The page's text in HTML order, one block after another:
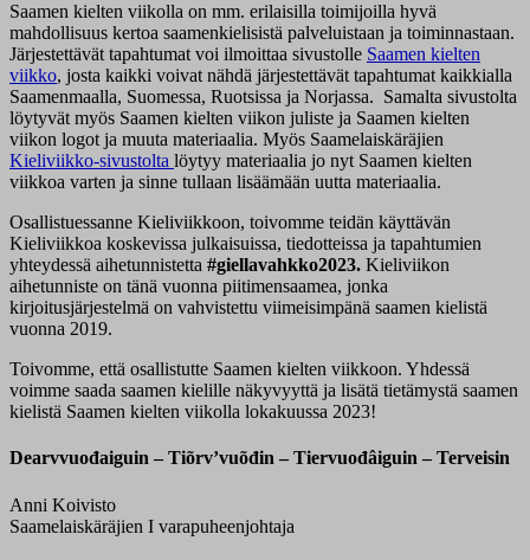
Saamen kielten viikolla on mm. erilaisilla toimijoilla hyvä
mahdollisuus kertoa saamenkielisistä palveluistaan ja toiminnastaan.
Järjestettävät tapahtumat voi ilmoittaa sivustolle Saamen kielten
viikko, josta kaikki voivat nähdä järjestettävät tapahtumat kaikkialla
Saamenmaalla, Suomessa, Ruotsissa ja Norjassa. Samalta sivustolta
löytyvät myös Saamen kielten viikon juliste ja Saamen kielten
viikon logot ja muuta materiaalia. Myös Saamelaiskäräjien
Kieliviikko-sivustolta löytyy materiaalia jo nyt Saamen kielten
viikkoa varten ja sinne tullaan lisäämään uutta materiaalia.
Osallistuessanne Kieliviikkoon, toivomme teidän käyttävän
Kieliviikkoa koskevissa julkaisuissa, tiedotteissa ja tapahtumien
yhteydessä aihetunnistetta #giellavahkko2023. Kieliviikon
aihetunniste on tänä vuonna piitimensaamea, jonka
kirjoitusjärjestelmä on vahvistettu viimeisimpänä saamen kielistä
vuonna 2019.
Toivomme, että osallistutte Saamen kielten viikkoon. Yhdessä
voimme saada saamen kielille näkyvyyttä ja lisätä tietämystä saamen
kielistä Saamen kielten viikolla lokakuussa 2023!
Dearvvuođaiguin – Tiõrvʼvuõđin – Tiervuođâiguin – Terveisin
Anni Koivisto
Saamelaiskäräjien I varapuheenjohtaja